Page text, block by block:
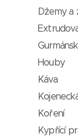
Džemy a
Houby
Káva
Koření
Kypřící